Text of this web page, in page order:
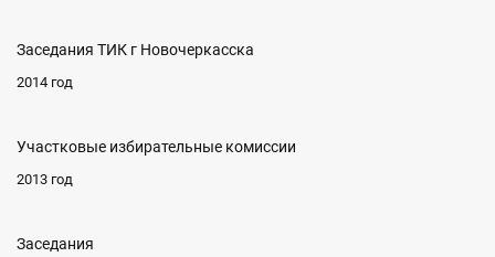
Заседания ТИК г Новочеркасска
2014 год
Участковые избирательные комиссии
2013 год
Заседания